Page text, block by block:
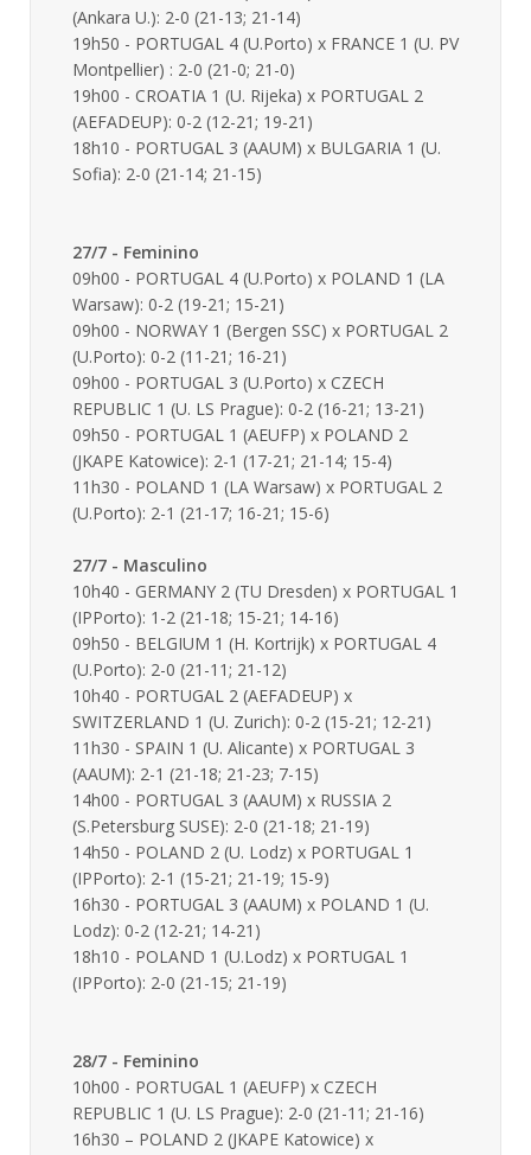
(Ankara U.): 2-0 (21-13; 21-14)
19h50 - PORTUGAL 4 (U.Porto) x FRANCE 1 (U. PV
Montpellier) : 2-0 (21-0; 21-0)
19h00 - CROATIA 1 (U. Rijeka) x PORTUGAL 2
(AEFADEUP): 0-2 (12-21; 19-21)
18h10 - PORTUGAL 3 (AAUM) x BULGARIA 1 (U.
Sofia): 2-0 (21-14; 21-15)
27/7 - Feminino
09h00 - PORTUGAL 4 (U.Porto) x POLAND 1 (LA
Warsaw): 0-2 (19-21; 15-21)
09h00 - NORWAY 1 (Bergen SSC) x PORTUGAL 2
(U.Porto): 0-2 (11-21; 16-21)
09h00 - PORTUGAL 3 (U.Porto) x CZECH
REPUBLIC 1 (U. LS Prague): 0-2 (16-21; 13-21)
09h50 - PORTUGAL 1 (AEUFP) x POLAND 2
(JKAPE Katowice): 2-1 (17-21; 21-14; 15-4)
11h30 - POLAND 1 (LA Warsaw) x PORTUGAL 2
(U.Porto): 2-1 (21-17; 16-21; 15-6)
27/7 - Masculino
10h40 - GERMANY 2 (TU Dresden) x PORTUGAL 1
(IPPorto): 1-2 (21-18; 15-21; 14-16)
09h50 - BELGIUM 1 (H. Kortrijk) x PORTUGAL 4
(U.Porto): 2-0 (21-11; 21-12)
10h40 - PORTUGAL 2 (AEFADEUP) x
SWITZERLAND 1 (U. Zurich): 0-2 (15-21; 12-21)
11h30 - SPAIN 1 (U. Alicante) x PORTUGAL 3
(AAUM): 2-1 (21-18; 21-23; 7-15)
14h00 - PORTUGAL 3 (AAUM) x RUSSIA 2
(S.Petersburg SUSE): 2-0 (21-18; 21-19)
14h50 - POLAND 2 (U. Lodz) x PORTUGAL 1
(IPPorto): 2-1 (15-21; 21-19; 15-9)
16h30 - PORTUGAL 3 (AAUM) x POLAND 1 (U.
Lodz): 0-2 (12-21; 14-21)
18h10 - POLAND 1 (U.Lodz) x PORTUGAL 1
(IPPorto): 2-0 (21-15; 21-19)
28/7 - Feminino
10h00 - PORTUGAL 1 (AEUFP) x CZECH
REPUBLIC 1 (U. LS Prague): 2-0 (21-11; 21-16)
16h30 – POLAND 2 (JKAPE Katowice) x